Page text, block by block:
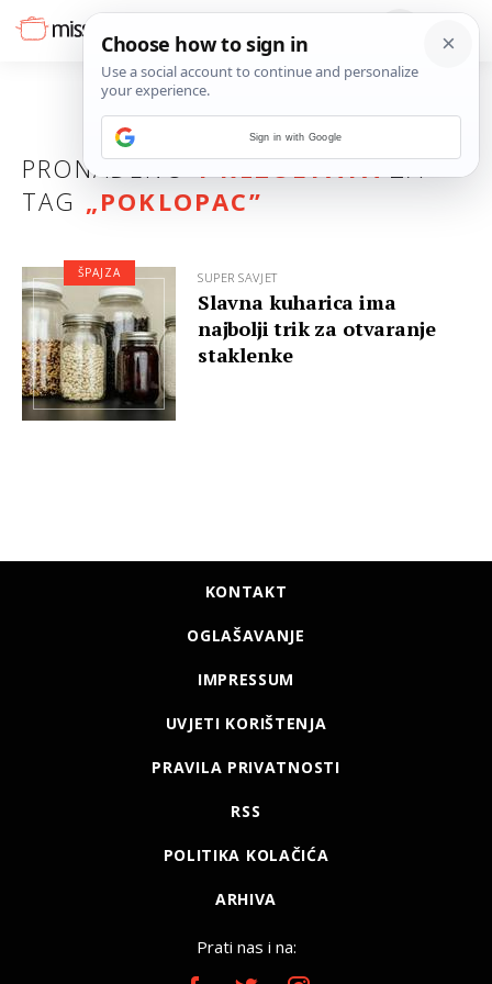
PRONAĐENO1 REZULTATAZA
TAG „POKLOPAC”
SUPER SAVJET
Slavna kuharica ima
najbolji trik za otvaranje
staklenke
ŠPAJZA
KONTAKT
OGLAŠAVANJE
IMPRESSUM
UVJETI KORIŠTENJA
PRAVILA PRIVATNOSTI
RSS
POLITIKA KOLAČIĆA
ARHIVA
Prati nas i na:
Sign in with Google